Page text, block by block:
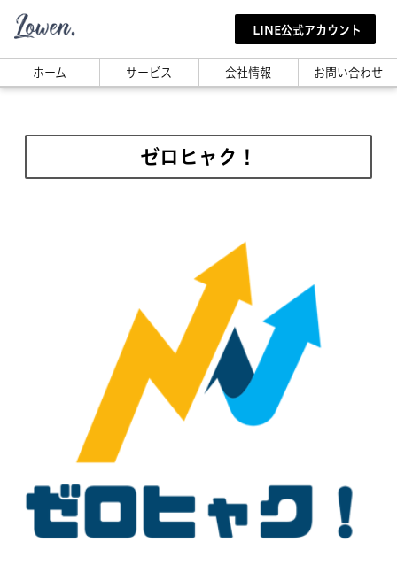
LINE公式アカウント
ホーム サービス 会社情報 お問い合わせ
ゼロヒャク！